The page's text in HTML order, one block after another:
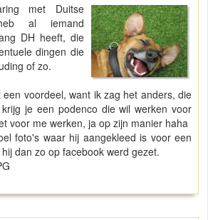
met Duitse
al iemand
DH heeft, die
dingen die
of zo.
een voordeel, want ik zag het anders, die
je een podenco die wil werken voor
voor me werken, ja op zijn manier haha
foto's waar hij aangekleed is voor een
dan zo op facebook werd gezet.